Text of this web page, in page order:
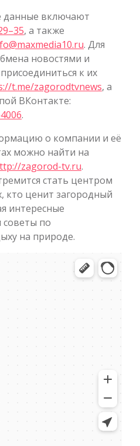
данные включают
, а также
. Для
новостями и
к их
t.me/zagorodtvnews, а
ВКонтакте:
.
о компании и её
можно найти на
zagorod-tv.ru.
стать центром
кто ценит загородный
интересные
по
на природе.